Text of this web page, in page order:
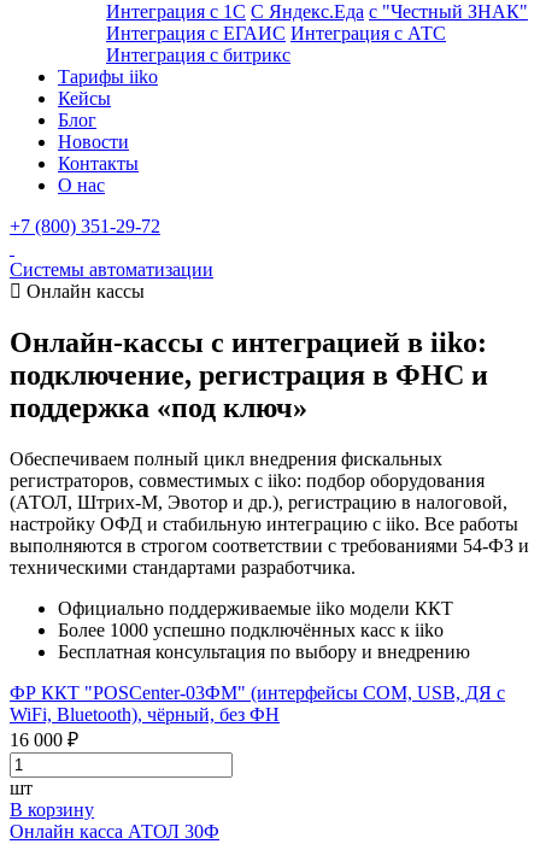
Интеграция с 1С С Яндекс.Еда с "Честный ЗНАК"
Интеграция с ЕГАИС Интеграция с АТС
Интеграция с битрикс
Тарифы iiko
Кейсы
Блог
Новости
Контакты
О нас
+7 (800) 351-29-72
Системы автоматизации
Онлайн кассы
Онлайн-кассы с интеграцией в iiko:
подключение, регистрация в ФНС и
поддержка «под ключ»
Обеспечиваем полный цикл внедрения фискальных
регистраторов, совместимых с iiko: подбор оборудования
(АТОЛ, Штрих-М, Эвотор и др.), регистрацию в налоговой,
настройку ОФД и стабильную интеграцию с iiko. Все работы
выполняются в строгом соответствии с требованиями 54-ФЗ и
техническими стандартами разработчика.
Официально поддерживаемые iiko модели ККТ
Более 1000 успешно подключённых касс к iiko
Бесплатная консультация по выбору и внедрению
ФР ККТ "POSCenter-03ФМ" (интерфейсы COM, USB, ДЯ с
WiFi, Bluetooth), чёрный, без ФН
16 000 ₽
шт
В корзину
Онлайн касса АТОЛ 30Ф